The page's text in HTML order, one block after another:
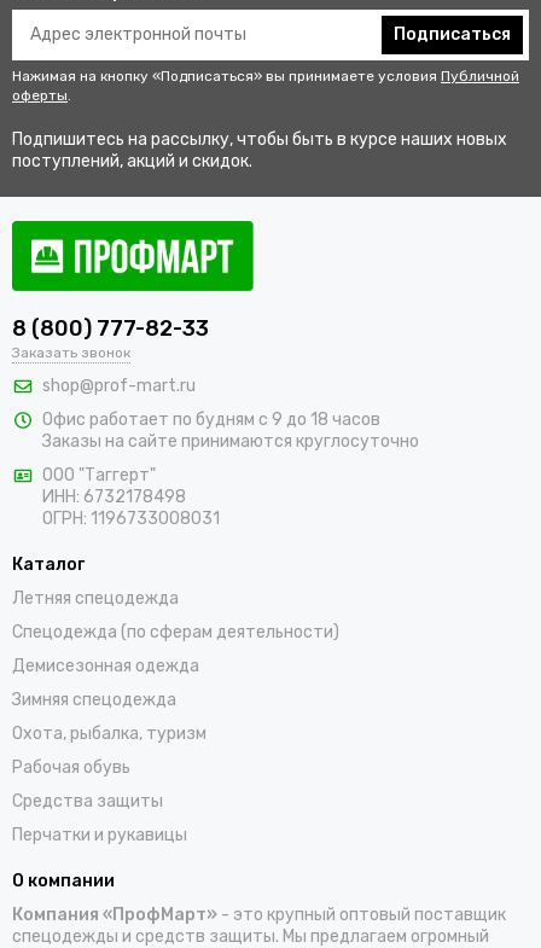
Подписаться
Нажимая на кнопку «Подписаться» вы принимаете условия Публичной
оферты.
Подпишитесь на рассылку, чтобы быть в курсе наших новых
поступлений, акций и скидок.
8 (800) 777-82-33
Заказать звонок
shop@prof-mart.ru
Офис работает по будням с 9 до 18 часов
Заказы на сайте принимаются круглосуточно
ООО "Таггерт"
ИНН: 6732178498
ОГРН: 1196733008031
Каталог
Летняя спецодежда
Спецодежда (по сферам деятельности)
Демисезонная одежда
Зимняя спецодежда
Охота, рыбалка, туризм
Рабочая обувь
Средства защиты
Перчатки и рукавицы
О компании
Компания «ПрофМарт» - это крупный оптовый поставщик
спецодежды и средств защиты. Мы предлагаем огромный